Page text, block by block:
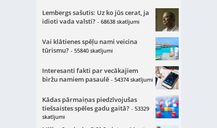
Lembergs sašutis: Uz ko jūs cerat, ja
idioti vada valsti? - 68638 skatījumi
Vai klātienes spēļu nami veicina
tūrismu? - 55840 skatījumi
Interesanti fakti par vecākajiem
biržu namiem pasaulē - 54374 skatījumi
Kādas pārmaiņas piedzīvojušas
tiešsaistes spēles gadu gaitā? - 53329
skatījumi